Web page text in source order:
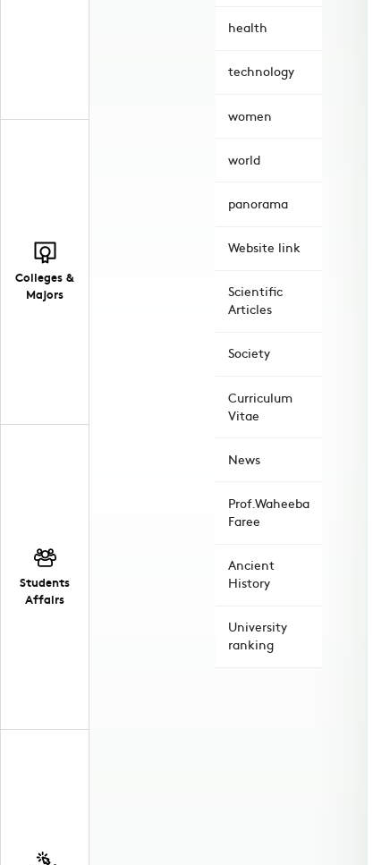
Colleges &
Majors
Students
Affairs
health
technology
women
world
panorama
Website link
Scientific
Articles
Society
Curriculum
Vitae
News
Prof.Waheeba
Faree
Ancient
History
University
ranking